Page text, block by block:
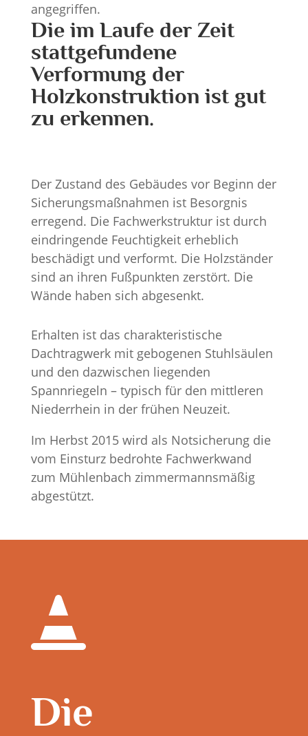
angegriffen.
Die im Laufe der Zeit
stattgefundene
Verformung der
Holzkonstruktion ist gut
zu erkennen.
Der Zustand des Gebäudes vor Beginn der
Sicherungsmaßnahmen ist Besorgnis
erregend. Die Fachwerkstruktur ist durch
eindringende Feuchtigkeit erheblich
beschädigt und verformt. Die Holzständer
sind an ihren Fußpunkten zerstört. Die
Wände haben sich abgesenkt.
Erhalten ist das charakteristische
Dachtragwerk mit gebogenen Stuhlsäulen
und den dazwischen liegenden
Spannriegeln – typisch für den mittleren
Niederrhein in der frühen Neuzeit.
Im Herbst 2015 wird als Notsicherung die
vom Einsturz bedrohte Fachwerkwand
zum Mühlenbach zimmermannsmäßig
abgestützt.

Die